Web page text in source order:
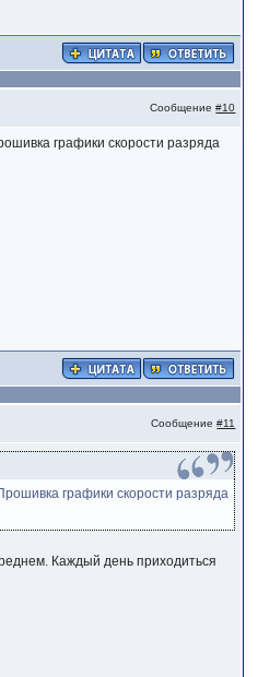
Сообщение#10
графики скорости разряда
Сообщение#11
графики скорости разряда
Каждый день приходиться